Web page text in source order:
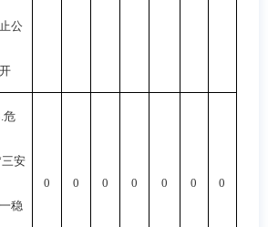
公
开
危
三安
稳
0 0 0 0 0 0 0